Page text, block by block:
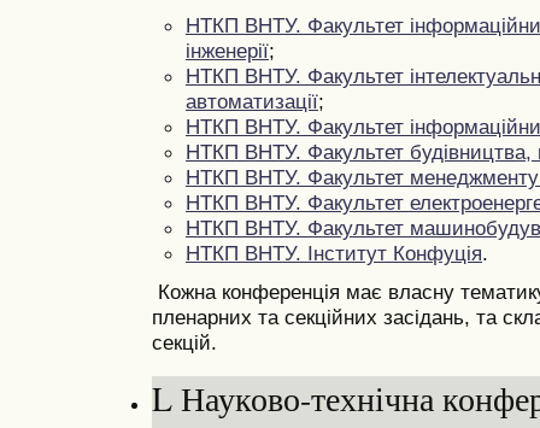
НТКП ВНТУ. Факультет
інженерії;
НТКП ВНТУ. Факультет
автоматизації;
НТКП ВНТУ. Факультет
НТКП ВНТУ. Факультет будівництва,
НТКП ВНТУ. Факультет менеджменту
НТКП ВНТУ. Факультет
НТКП ВНТУ. Факультет
НТКП ВНТУ. Інститут Конфуція.
Кожна конференція має власну
пленарних та секційних засідань, та
секцій.
L Науково-технічна